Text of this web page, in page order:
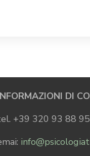
DI
+39 320 93 88